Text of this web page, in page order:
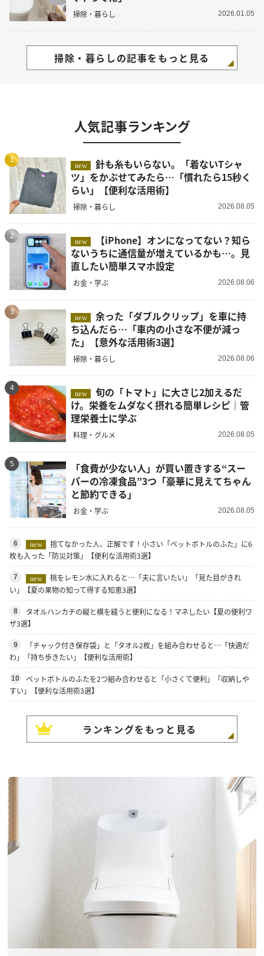
掃除・暮らし 2026.01.05
掃除・暮らしの記事をもっと見る
人気記事ランキング
1
new
針も糸もいらない。「着ないTシャ
ツ」をかぶせてみたら…「慣れたら15秒く
らい」【便利な活用術】
掃除・暮らし 2026.08.05
2
new
ないうちに通信量が増えているかも…。見
直したい簡単スマホ設定
お金・学ぶ 2026.08.06
3
new
余った「ダブルクリップ」を車に持
ち込んだら…「車内の小さな不便が減っ
た」【意外な活用術3選】
掃除・暮らし 2026.08.06
4
new
旬の「トマト」に大さじ2加えるだ
け。栄養をムダなく摂れる簡単レシピ｜管
理栄養士に学ぶ
料理・グルメ 2026.08.05
5
「食費が少ない人」が買い置きする“スー
パーの冷凍食品”3つ「豪華に見えてちゃん
と節約できる」
お金・学ぶ 2026.08.05
6 new
捨てなかった人、正解です！小さい「ペットボトルのふた」に6
枚も入った「防災対策」【便利な活用術3選】
7 new
桃をレモン水に入れると…「夫に言いたい」「見た目がきれ
い」【夏の果物の知って得する知恵3選】
8
タオルハンカチの縦と横を縫うと便利になる！マネしたい【夏の便利ワ
ザ3選】
9
「チャック付き保存袋」と「タオル2枚」を組み合わせると…「快適だ
わ」「持ち歩きたい」【便利な活用術】
10
ペットボトルのふたを2つ組み合わせると「小さくて便利」「収納しや
すい」【便利な活用術3選】
ランキングをもっと見る